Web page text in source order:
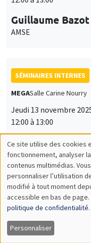
Guillaume Bazot
AMSE
SÉMINAIRES INTERNES
MEGASalle Carine Nourry
Jeudi 13 novembre
12:00 à 13:00
Jiakun Zheng
AMSE
Unpacking Household
Experimental Evidence
MEGASalle Carine Nourry
Utilisation
des
données
personnelles
et
Ce site utilise des cookies
fonctionnement, analyser
contenus multimédias.
personnaliser l’utilisation
modifié à tout moment
accessible en bas de
politique de confidentialité.
Personnaliser